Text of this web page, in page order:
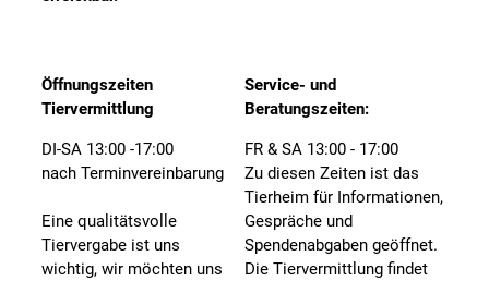
Öffnungszeiten
Tiervermittlung
DI-SA 13:00 -17:00
nach Terminvereinbarung
Eine qualitätsvolle
Tiervergabe ist uns
wichtig, wir möchten uns
Service- und
Beratungszeiten:
FR & SA 13:00 - 17:00
Zu diesen Zeiten ist das
Tierheim für Informationen,
Gespräche und
Spendenabgaben geöffnet.
Die Tiervermittlung findet